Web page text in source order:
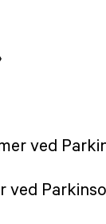
ved